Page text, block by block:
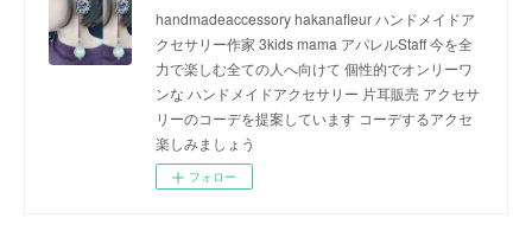
handmadeaccessory hakanafleur ハンドメイドア
クセサリー作家 3kids mama アパレルStaff 今を全
力で楽しむ全ての人へ向けて 個性的でオンリーワ
ンな ハンドメイドアクセサリー 片耳販売 アクセサ
リーのコーデを提案しています コーデするアクセ
楽しみましょう
フォロー